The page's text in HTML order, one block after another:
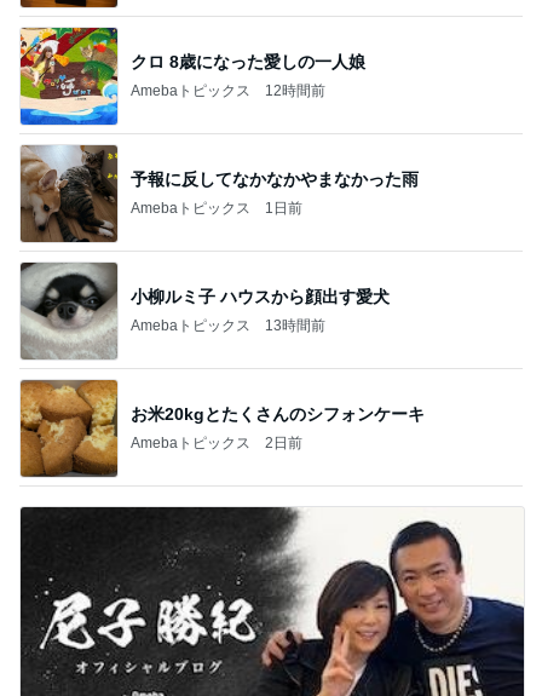
クロ 8歳になった愛しの一人娘
Amebaトピックス 12時間前
予報に反してなかなかやまなかった雨
Amebaトピックス 1日前
小柳ルミ子 ハウスから顔出す愛犬
Amebaトピックス 13時間前
お米20kgとたくさんのシフォンケーキ
Amebaトピックス 2日前